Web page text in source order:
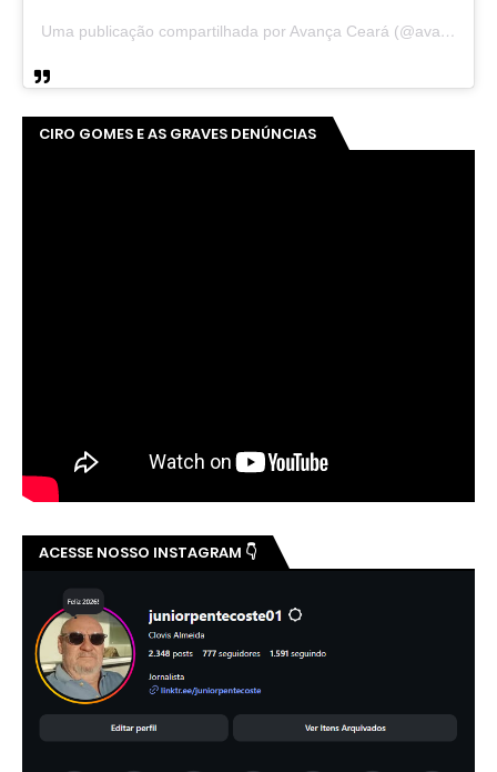
Uma publicação compartilhada por Avança Ceará (@avancaceara)
CIRO GOMES E AS GRAVES DENÚNCIAS
ACESSE NOSSO INSTAGRAM 👇